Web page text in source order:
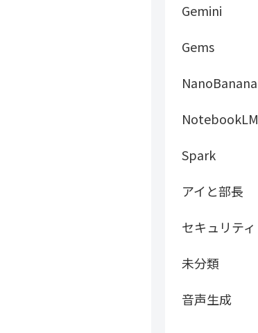
Gemini
Gems
NanoBanana
NotebookLM
Spark
アイと部長
セキュリティ
未分類
音声生成